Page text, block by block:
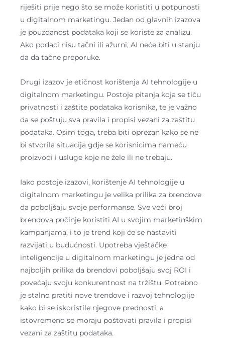
riješiti prije nego što se može koristiti u potpunosti
u digitalnom marketingu. Jedan od glavnih izazova
je pouzdanost podataka koji se koriste za analizu.
Ako podaci nisu tačni ili ažurni, AI neće biti u stanju
da da tačne preporuke.
Drugi izazov je etičnost korištenja AI tehnologije u
digitalnom marketingu. Postoje pitanja koja se tiču
privatnosti i zaštite podataka korisnika, te je važno
da se poštuju sva pravila i propisi vezani za zaštitu
podataka. Osim toga, treba biti oprezan kako se ne
bi stvorila situacija gdje se korisnicima nameću
proizvodi i usluge koje ne žele ili ne trebaju.
Iako postoje izazovi, korištenje AI tehnologije u
digitalnom marketingu je velika prilika za brendove
da poboljšaju svoje performanse. Sve veći broj
brendova počinje koristiti AI u svojim marketinškim
kampanjama, i to je trend koji će se nastaviti
razvijati u budućnosti. Upotreba vještačke
inteligencije u digitalnom marketingu je jedna od
najboljih prilika da brendovi poboljšaju svoj ROI i
povećaju svoju konkurentnost na tržištu. Potrebno
je stalno pratiti nove trendove i razvoj tehnologije
kako bi se iskoristile njegove prednosti, a
istovremeno se moraju poštovati pravila i propisi
vezani za zaštitu podataka.